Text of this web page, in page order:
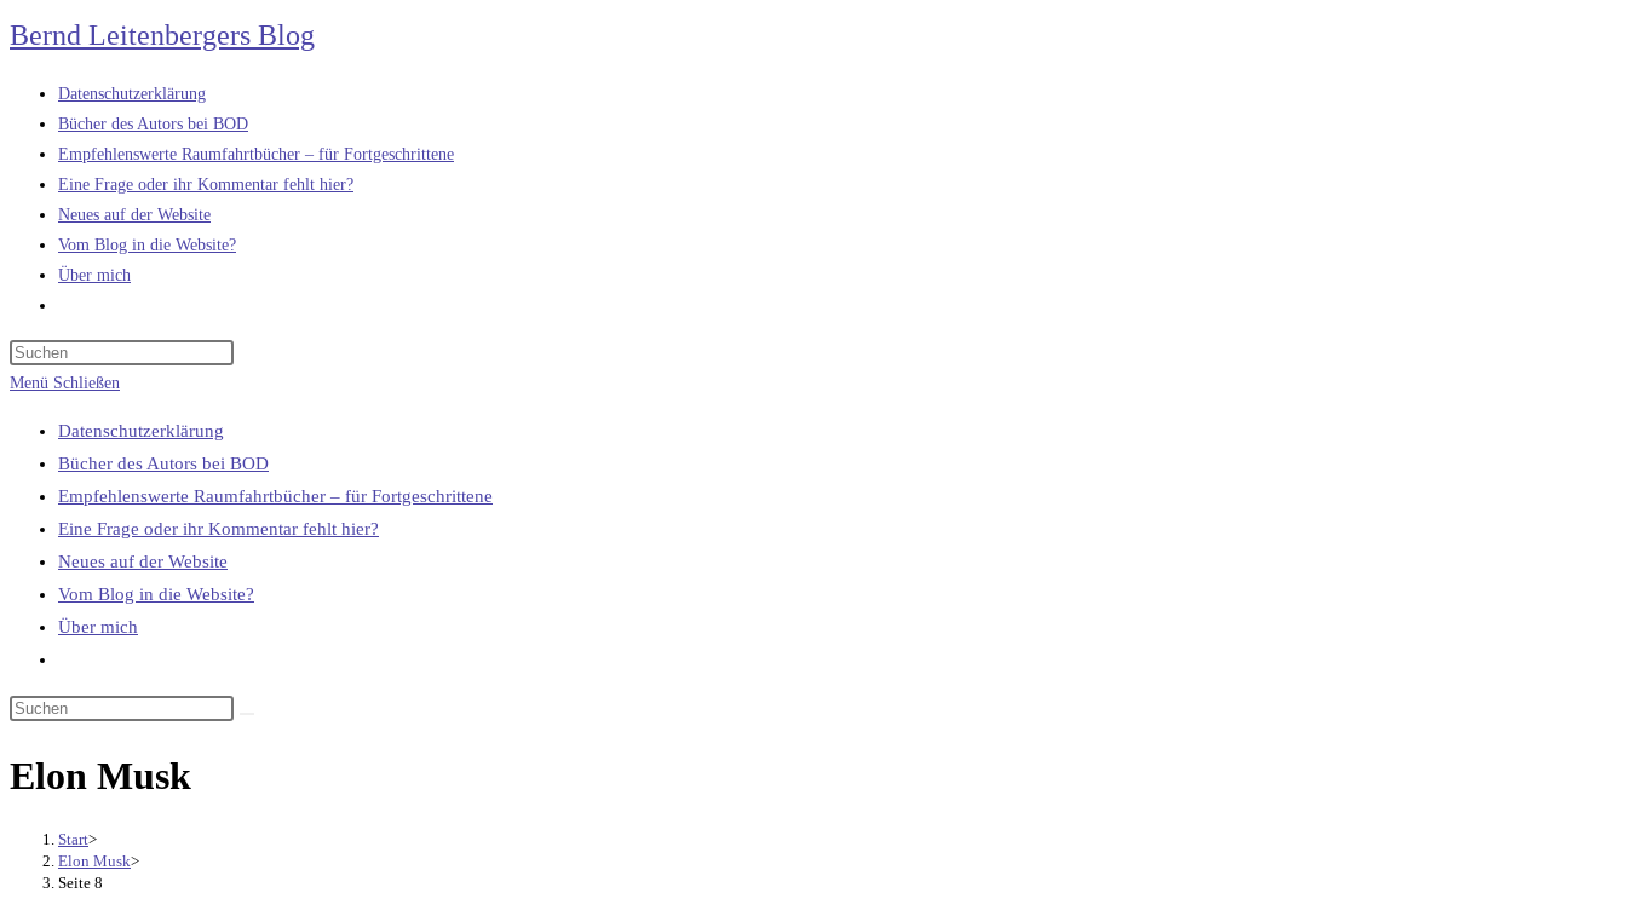
Zum
Inhalt
springen
Bernd Leitenbergers Blog
Datenschutzerklärung
Bücher des Autors bei BOD
Empfehlenswerte Raumfahrtbücher – für Fortgeschrittene
Eine Frage oder ihr Kommentar fehlt hier?
Neues auf der Website
Vom Blog in die Website?
Über mich
umschalten
Menü Schließen
Datenschutzerklärung
Bücher des Autors bei BOD
Empfehlenswerte Raumfahrtbücher – für Fortgeschrittene
Eine Frage oder ihr Kommentar fehlt hier?
Neues auf der Website
Vom Blog in die Website?
Über mich
umschalten
Elon Musk
Start>
Elon Musk>
Seite 8